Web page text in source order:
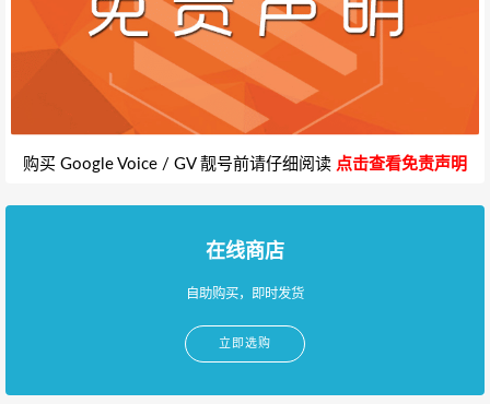
购买 Google Voice / GV 靓号前请仔细阅读 点击查看免责声明
在线商店
自助购买，即时发货
立即选购